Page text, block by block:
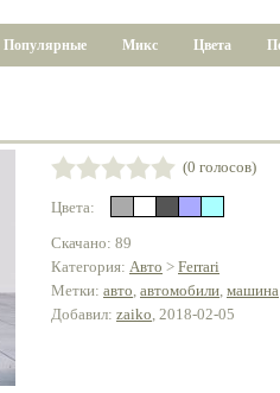
Популярные Микс Цвета
(0 голосов)
Цвета:
Скачано: 89
Категория: Авто > Ferrari
Метки: авто, автомобили, машина
Добавил: zaiko, 2018-02-05